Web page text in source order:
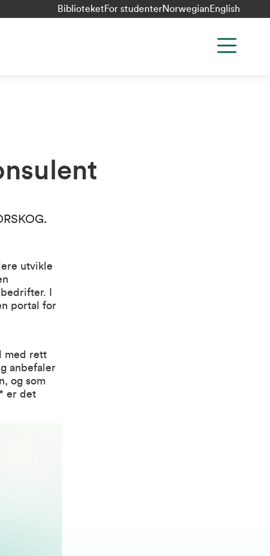
Biblioteket For studenterNorwegian English
utvikle
I
portal for
med rett
anbefaler
og som
er det